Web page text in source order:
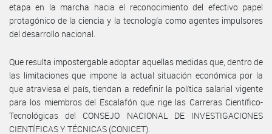
etapa en la marcha hacia el reconocimiento del efectivo papel
protagónico de la ciencia y la tecnología como agentes impulsores
del desarrollo nacional.
Que resulta impostergable adoptar aquellas medidas que, dentro de
las limitaciones que impone la actual situación económica por la
que atraviesa el país, tiendan a redefinir la política salarial vigente
para los miembros del Escalafón que rige las Carreras Científico-
Tecnológicas del CONSEJO NACIONAL DE INVESTIGACIONES
CIENTÍFICAS Y TÉCNICAS (CONICET).